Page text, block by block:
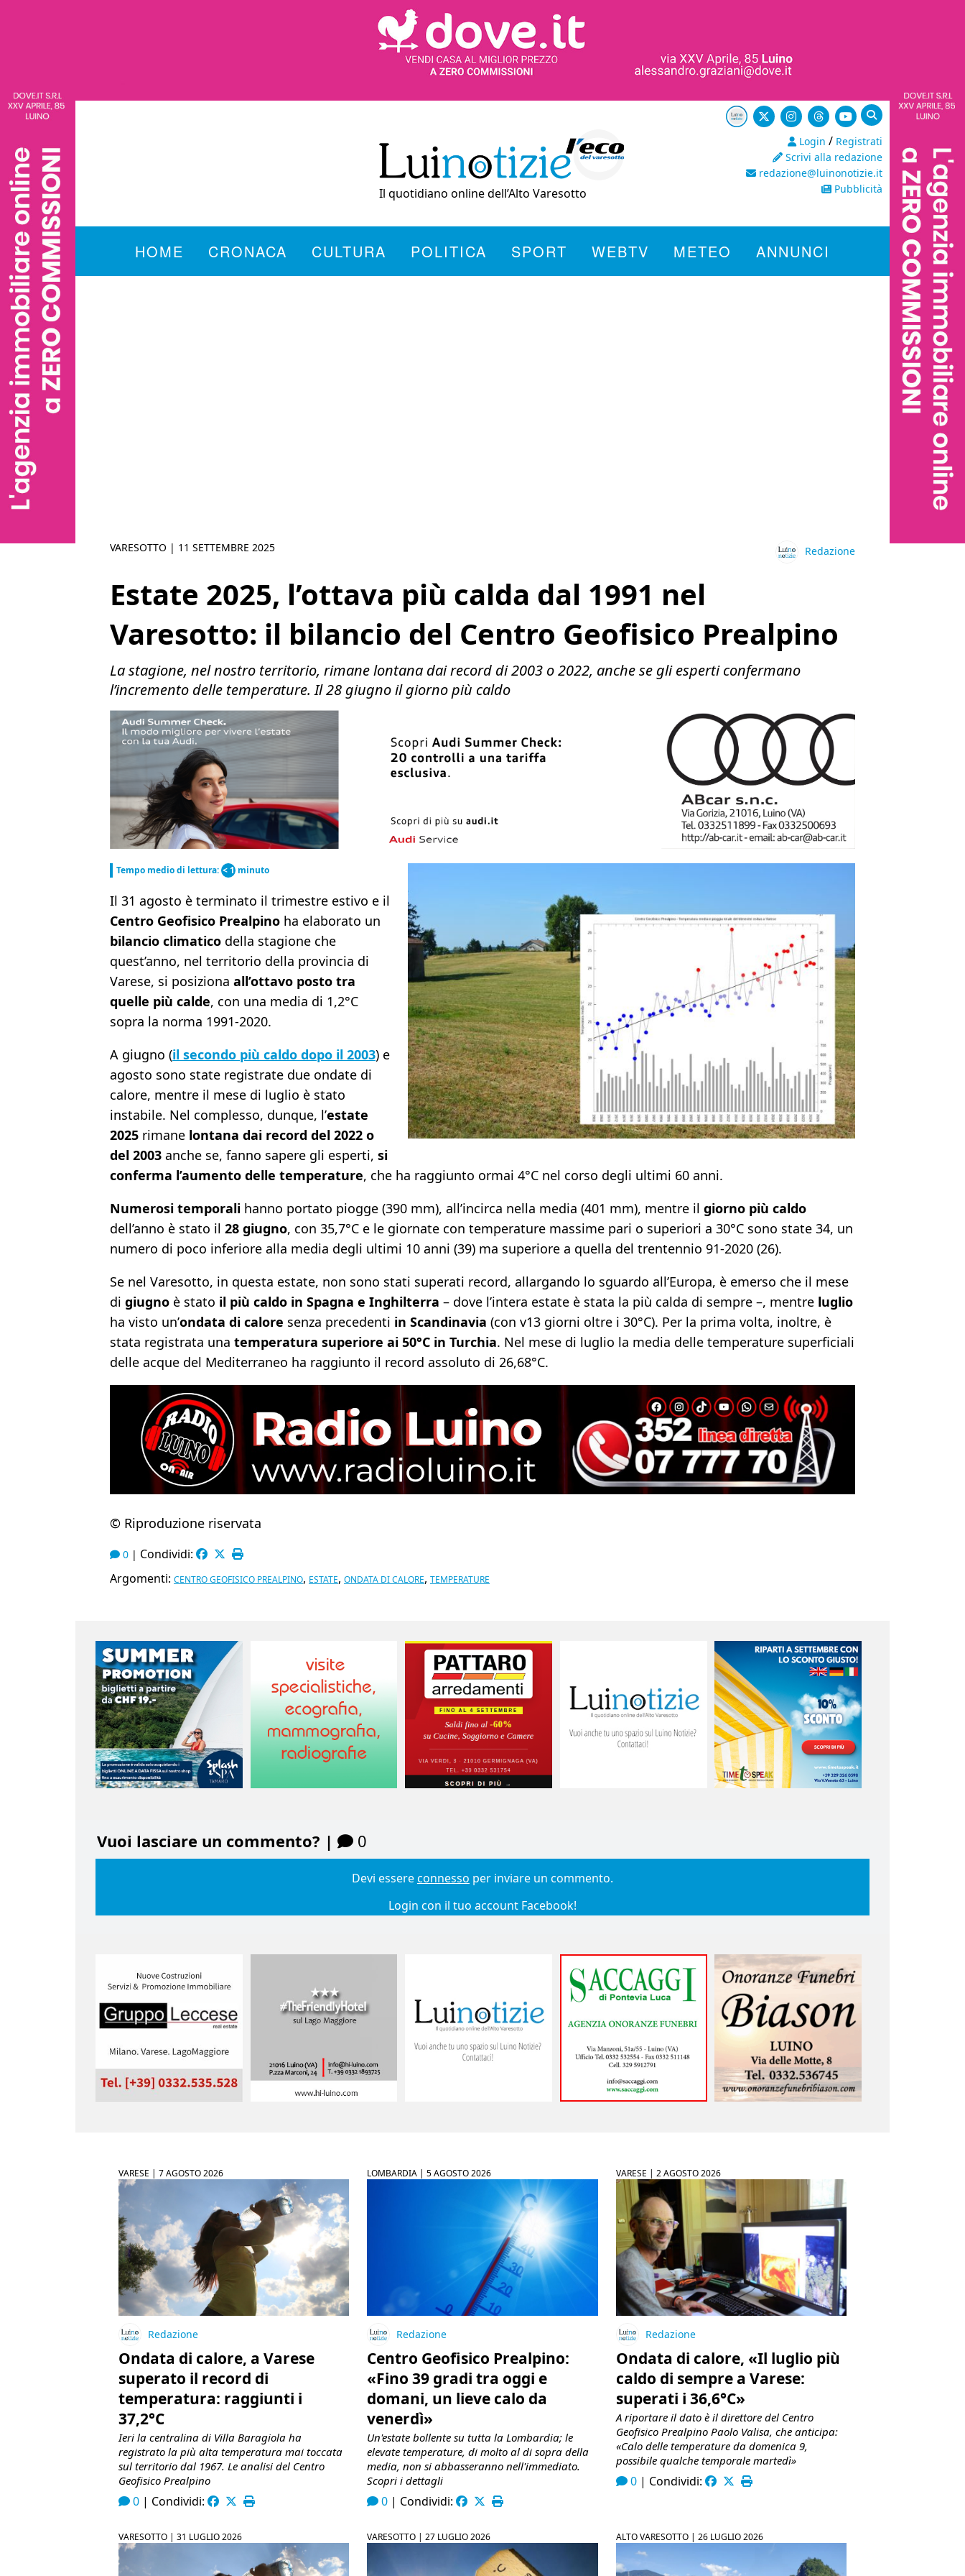
Il quotidiano online dell’Alto Varesotto
Login / Registrati
Scrivi alla redazione
redazione@luinonotizie.it
Pubblicità
HOME CRONACA CULTURA POLITICA SPORT WEBTV METEO ANNUNCI
VARESOTTO | 11 SETTEMBRE 2025 Redazione
Estate 2025, l’ottava più calda dal 1991 nel
Varesotto: il bilancio del Centro Geofisico Prealpino
La stagione, nel nostro territorio, rimane lontana dai record di 2003 o 2022, anche se gli esperti confermano
l’incremento delle temperature. Il 28 giugno il giorno più caldo
Tempo medio di lettura: < 1 minuto
Il 31 agosto è terminato il trimestre estivo e il
Centro Geofisico Prealpino ha elaborato un
bilancio climatico della stagione che
quest’anno, nel territorio della provincia di
Varese, si posiziona all’ottavo posto tra
quelle più calde, con una media di 1,2°C
sopra la norma 1991-2020.
A giugno (il secondo più caldo dopo il 2003) e
agosto sono state registrate due ondate di
calore, mentre il mese di luglio è stato
instabile. Nel complesso, dunque, l’estate
2025 rimane lontana dai record del 2022 o
del 2003 anche se, fanno sapere gli esperti, si
conferma l’aumento delle temperature, che ha raggiunto ormai 4°C nel corso degli ultimi 60 anni.
Numerosi temporali hanno portato piogge (390 mm), all’incirca nella media (401 mm), mentre il giorno più caldo
dell’anno è stato il 28 giugno, con 35,7°C e le giornate con temperature massime pari o superiori a 30°C sono state 34, un
numero di poco inferiore alla media degli ultimi 10 anni (39) ma superiore a quella del trentennio 91-2020 (26).
Se nel Varesotto, in questa estate, non sono stati superati record, allargando lo sguardo all’Europa, è emerso che il mese
di giugno è stato il più caldo in Spagna e Inghilterra – dove l’intera estate è stata la più calda di sempre –, mentre luglio
ha visto un’ondata di calore senza precedenti in Scandinavia (con v13 giorni oltre i 30°C). Per la prima volta, inoltre, è
stata registrata una temperatura superiore ai 50°C in Turchia. Nel mese di luglio la media delle temperature superficiali
delle acque del Mediterraneo ha raggiunto il record assoluto di 26,68°C.
© Riproduzione riservata
0 | Condividi:
Argomenti: CENTRO GEOFISICO PREALPINO, ESTATE, ONDATA DI CALORE, TEMPERATURE
Vuoi lasciare un commento? | 0
Devi essereconnesso per inviare un commento.
Login con il tuo account Facebook!
VARESE | 7 AGOSTO 2026
Redazione
Ondata di calore, a Varese
superato il record di
temperatura: raggiunti i
37,2°C
Ieri la centralina di Villa Baragiola ha
registrato la più alta temperatura mai toccata
sul territorio dal 1967. Le analisi del Centro
Geofisico Prealpino
0| Condividi:
LOMBARDIA |5 AGOSTO 2026
Redazione
Centro Geofisico Prealpino:
«Fino 39 gradi tra oggi e
domani, un lieve calo da
venerdì»
Un'estate bollente su tutta la Lombardia; le
elevate temperature, di molto al di sopra della
media, non si abbasseranno nell'immediato.
Scopri i dettagli
0 | Condividi:
VARESE | 2 AGOSTO 2026
Redazione
Ondata di calore, «Il luglio più
caldo di sempre a Varese:
superati i 36,6°C»
A riportare il dato è il direttore del Centro
Geofisico Prealpino Paolo Valisa, che anticipa:
«Calo delle temperature da domenica 9,
possibile qualche temporale martedì»
0| Condividi:
VARESOTTO | 31 LUGLIO 2026 VARESOTTO |27 LUGLIO 2026 ALTO VARESOTTO | 26 LUGLIO 2026